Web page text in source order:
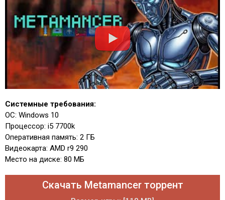
Системные требования:
ОС: Windows 10
Процессор: i5 7700k
Оперативная память: 2 ГБ
Видеокарта: AMD r9 290
Место на диске: 80 МБ
Скачать Metamancer торрент